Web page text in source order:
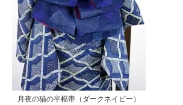
月夜の猫の半幅帯（ダークネイビー）